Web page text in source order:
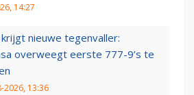
14:27
nieuwe tegenvaller:
overweegt eerste 777-9’s te
2026, 13:36